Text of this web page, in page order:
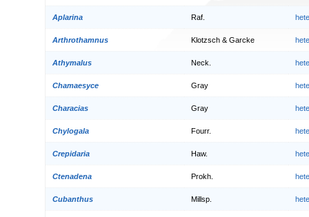
Aplarina Raf.
Arthrothamnus Klotzsch & Garcke
Athymalus Neck.
Chamaesyce Gray
Characias Gray
Chylogala Fourr.
Crepidaria Haw.
Ctenadena Prokh.
Cubanthus Millsp.